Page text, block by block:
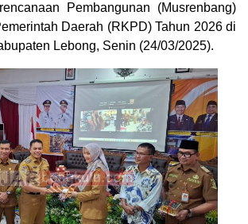
Pembangunan (Musrenbang)
Daerah (RKPD) Tahun 2026 di
Lebong, Senin (24/03/2025).